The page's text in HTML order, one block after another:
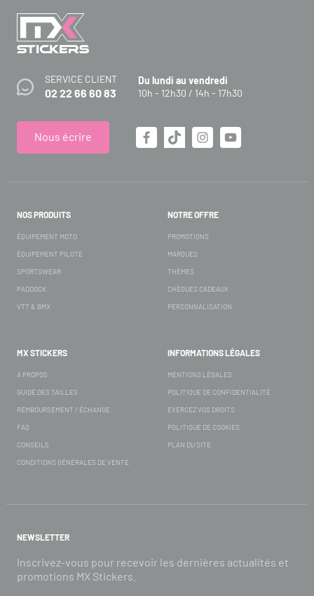
SERVICE CLIENT
02 22 66 60 83
Du lundi au vendredi
10h - 12h30 / 14h - 17h30
Nous écrire
NOS PRODUITS
ÉQUIPEMENT MOTO
ÉQUIPEMENT PILOTE
SPORTSWEAR
PADDOCK
VTT & BMX
NOTRE OFFRE
PROMOTIONS
MARQUES
THÈMES
CHÈQUES CADEAUX
PERSONNALISATION
MX STICKERS
À PROPOS
GUIDE DES TAILLES
REMBOURSEMENT / ÉCHANGE
FAQ
CONSEILS
CONDITIONS GÉNÉRALES DE VENTE
INFORMATIONS LÉGALES
MENTIONS LÉGALES
POLITIQUE DE CONFIDENTIALITÉ
EXERCEZ VOS DROITS
POLITIQUE DE COOKIES
PLAN DU SITE
NEWSLETTER
Inscrivez-vous pour recevoir les dernières actualités et
promotions MX Stickers.